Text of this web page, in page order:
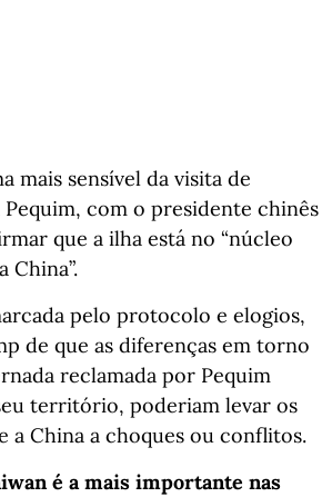
mais sensível da visita de
com o presidente chinês
que a ilha está no “núcleo
China”.
pelo protocolo e elogios,
de que as diferenças em torno
reclamada por Pequim
território, poderiam levar os
a China a choques ou conflitos.
é a mais importante nas